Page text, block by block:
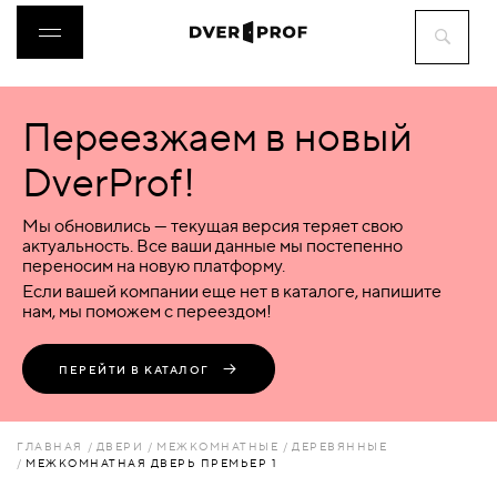
ДВЕРИ
ФУРНИТУРА
ВОРОТА
ПЕРЕГОРОДКИ
Переезжаем в новый
DverProf!
Мы обновились — текущая версия теряет свою
актуальность. Все ваши данные мы постепенно
переносим на новую платформу.
Если вашей компании еще нет в каталоге, напишите
нам, мы поможем с переездом!
ПЕРЕЙТИ В КАТАЛОГ
ГЛАВНАЯ ДВЕРИ МЕЖКОМНАТНЫЕ
ДЕРЕВЯННЫЕ
МЕЖКОМНАТНАЯ ДВЕРЬ ПРЕМЬЕР 1